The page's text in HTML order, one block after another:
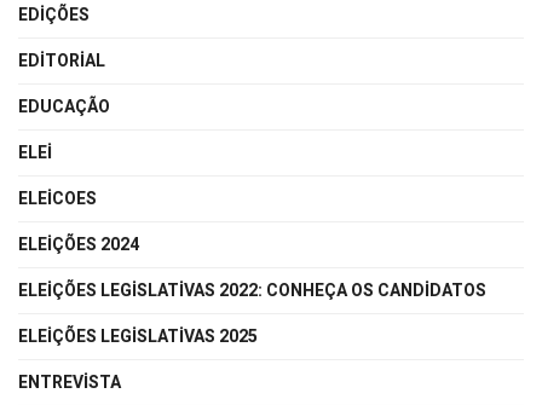
EDIÇÕES
EDITORIAL
EDUCAÇÃO
ELEI
ELEICOES
ELEIÇÕES 2024
ELEIÇÕES LEGISLATIVAS 2022: CONHEÇA OS CANDIDATOS
ELEIÇÕES LEGISLATIVAS 2025
ENTREVISTA